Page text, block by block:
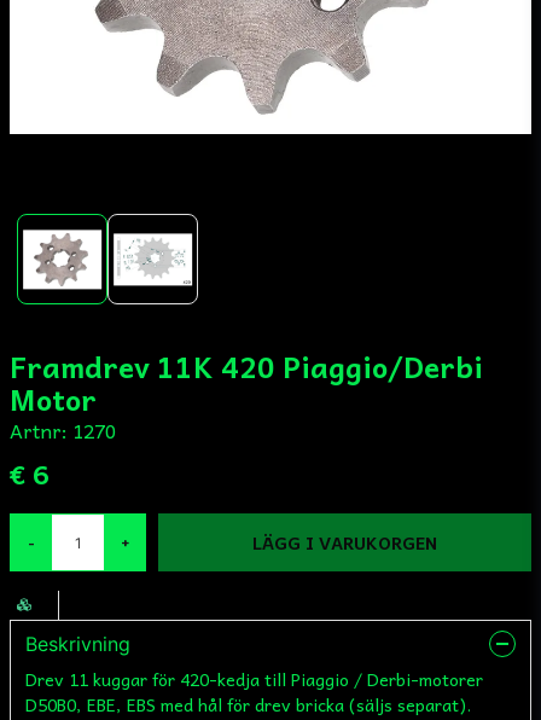
Framdrev 11K 420 Piaggio/Derbi
Motor
Artnr: 1270
€ 6
- + LÄGG I VARUKORGEN
Beskrivning
Drev 11 kuggar för 420-kedja till Piaggio / Derbi-motorer
D50B0, EBE, EBS med hål för drev bricka (säljs separat).